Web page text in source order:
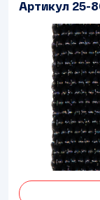
Артикул 25-